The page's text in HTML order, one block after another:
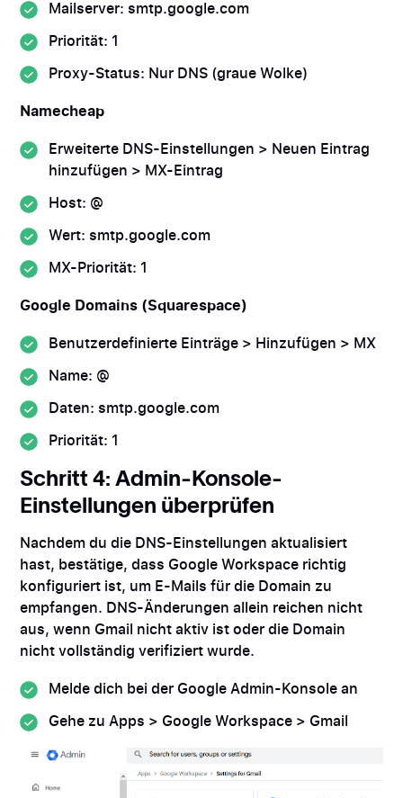
Mailserver: smtp.google.com
Priorität: 1
Proxy-Status: Nur DNS (graue Wolke)
Namecheap
Erweiterte DNS-Einstellungen > Neuen Eintrag
hinzufügen > MX-Eintrag
Host: @
Wert: smtp.google.com
MX-Priorität: 1
Google Domains (Squarespace)
Benutzerdefinierte Einträge > Hinzufügen > MX
Name: @
Daten: smtp.google.com
Priorität: 1
Schritt 4: Admin-Konsole-
Einstellungen überprüfen
Nachdem du die DNS-Einstellungen aktualisiert
hast, bestätige, dass Google Workspace richtig
konfiguriert ist, um E-Mails für die Domain zu
empfangen. DNS-Änderungen allein reichen nicht
aus, wenn Gmail nicht aktiv ist oder die Domain
nicht vollständig verifiziert wurde.
Melde dich bei der Google Admin-Konsole an
Gehe zu Apps > Google Workspace > Gmail